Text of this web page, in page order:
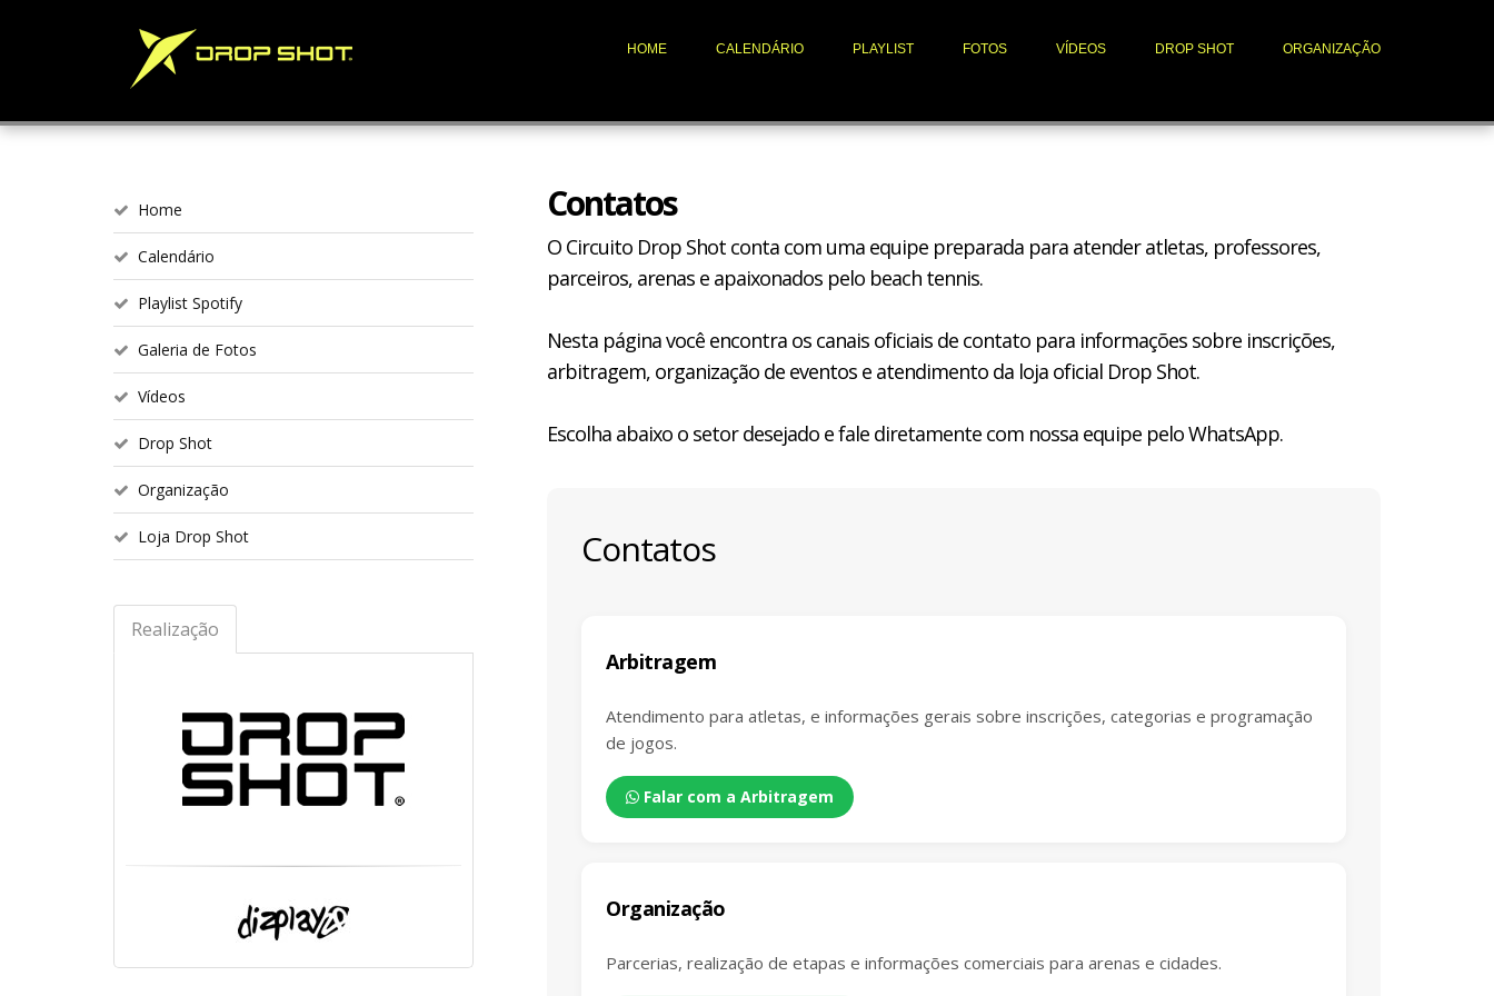
HOME CALENDÁRIO PLAYLIST FOTOS VÍDEOS DROP SHOT ORGANIZAÇÃO
Home
Calendário
Playlist Spotify
Galeria de Fotos
Vídeos
Drop Shot
Organização
Loja Drop Shot
Realização
Contatos
O Circuito Drop Shot conta com uma equipe preparada para atender atletas, professores,
parceiros, arenas e apaixonados pelo beach tennis.
Nesta página você encontra os canais oficiais de contato para informações sobre inscrições,
arbitragem, organização de eventos e atendimento da loja oficial Drop Shot.
Escolha abaixo o setor desejado e fale diretamente com nossa equipe pelo WhatsApp.
Contatos
Arbitragem
Atendimento para atletas, e informações gerais sobre inscrições, categorias e programação
de jogos.
Falar com a Arbitragem
Organização
Parcerias, realização de etapas e informações comerciais para arenas e cidades.